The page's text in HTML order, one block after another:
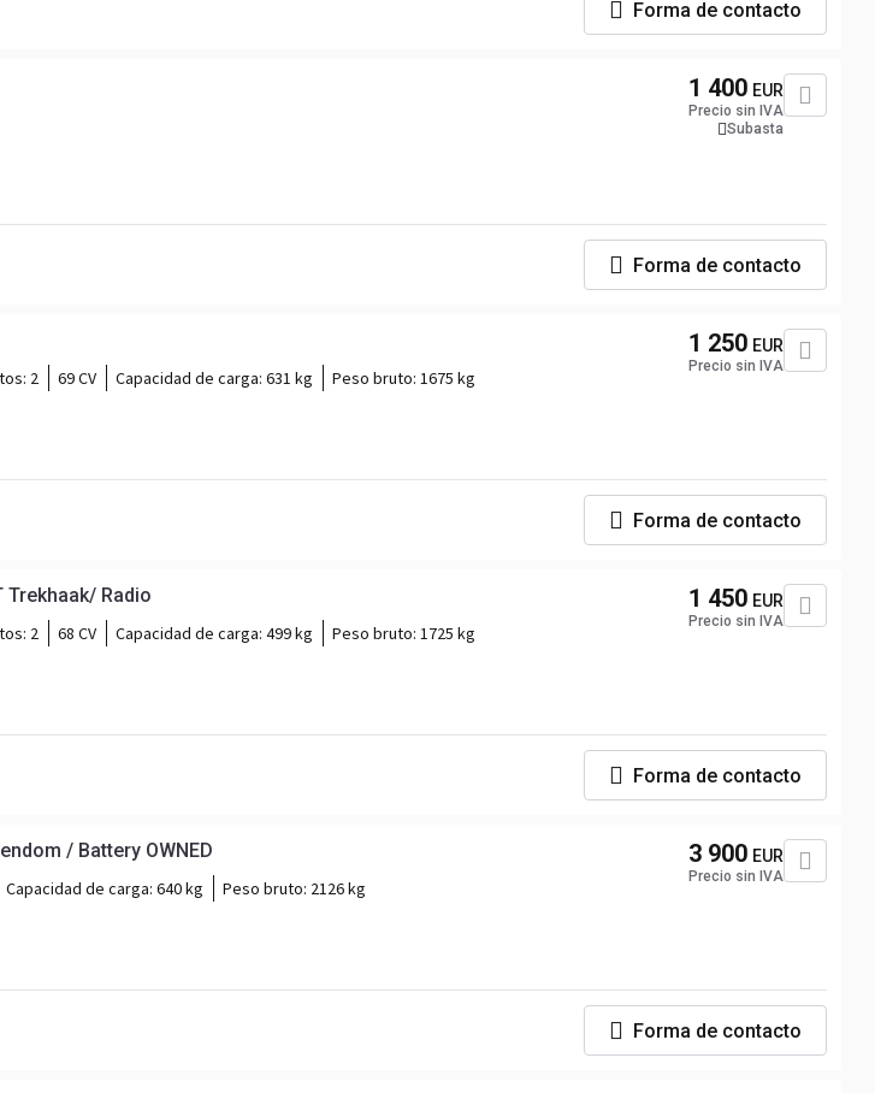
Forma de contacto
1 400 EUR
Precio sin IVA
Subasta
Forma de contacto
2 69 CV Capacidad de carga: 631 kg Peso bruto: 1675 kg
1 250 EUR
Precio sin IVA
Forma de contacto
Trekhaak/ Radio
2 68 CV Capacidad de carga: 499 kg Peso bruto: 1725 kg
1 450 EUR
Precio sin IVA
Forma de contacto
/ Battery OWNED
Capacidad de carga: 640 kg Peso bruto: 2126 kg
3 900 EUR
Precio sin IVA
Forma de contacto